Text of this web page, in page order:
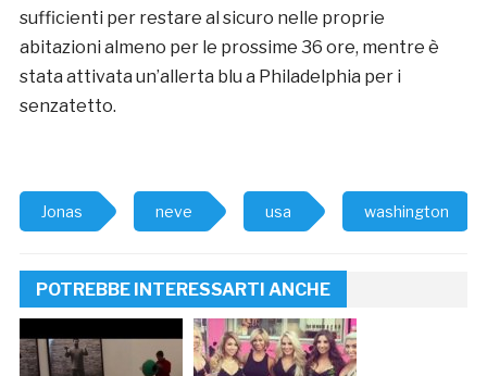
sufficienti per restare al sicuro nelle proprie
abitazioni almeno per le prossime 36 ore, mentre è
stata attivata un’allerta blu a Philadelphia per i
senzatetto.
Jonas neve usa washington
POTREBBE INTERESSARTI ANCHE